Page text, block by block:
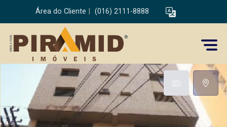
Área do Cliente (016) 2111-8888